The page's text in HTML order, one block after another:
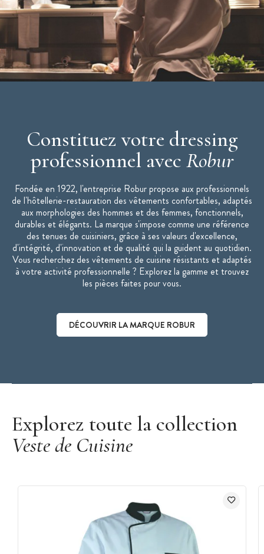
Manches longues
Maille respirante sur les côtés
Double rangée de boutons pressions inox
Poche poitrine
Poche stylo sur manche
Constituez votre dressing
professionnel avec Robur
Fondée en 1922, l'entreprise Robur propose aux professionnels
de l'hôtellerie-restauration des vêtements confortables, adaptés
aux morphologies des hommes et des femmes, fonctionnels,
durables et élégants. La marque s'impose comme une référence
des tenues de cuisiniers, grâce à ses valeurs d'excellence,
d'intégrité, d'innovation et de qualité qui la guident au quotidien.
Vous recherchez des vêtements de cuisine résistants et adaptés
à votre activité professionnelle ? Explorez la gamme et trouvez
les pièces faites pour vous.
DÉCOUVRIR LA MARQUE ROBUR
Explorez toute la collection
Veste de Cuisine